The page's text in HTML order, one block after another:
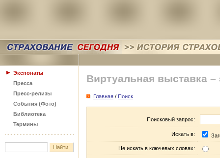
Экспонаты
Пресса
Пресс-релизы
События (Фото)
Библиотека
Термины
Виртуальная выставка –
Главная / Поиск
Поисковый запрос:
Искать в:
Не искать в ключевых словах: